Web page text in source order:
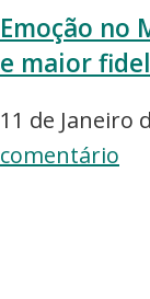
Emoção no
e maior
11 de Janeiro
comentário